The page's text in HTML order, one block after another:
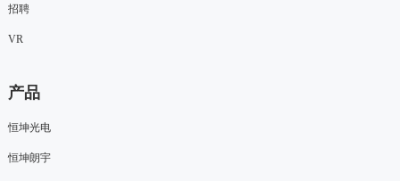
招聘
VR
产品
恒坤光电
恒坤朗宇